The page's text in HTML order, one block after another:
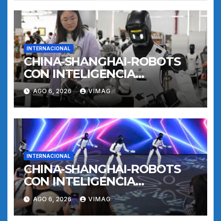
INTERNACIONAL
CHINA-SHANGHAI-ROBOTS
CON INTELIGENCIA
INCORPORADA-
ENTRENAMIENTO
AGO 6, 2026 VIMAG
INTERNACIONAL
CHINA-SHANGHAI-ROBOTS
CON INTELIGENCIA
INCORPORADA-
ENTRENAMIENTO
AGO 6, 2026 VIMAG